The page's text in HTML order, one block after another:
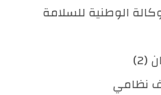
الوطنية للسلامة